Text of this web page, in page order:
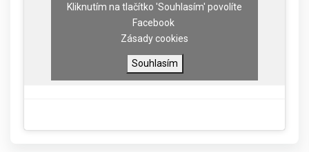
Kliknutím na tlačítko 'Souhlasím' povolíte
Facebook
Zásady cookies
Souhlasím